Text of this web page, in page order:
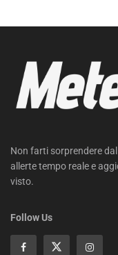
Non farti sorprendere
allerte tempo reale e
visto.
Follow Us